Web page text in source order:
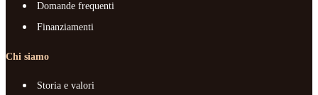
Domande frequenti
Finanziamenti
Chi siamo
Storia e valori